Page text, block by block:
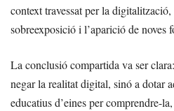
context travessat per la
sobreexposició i l’aparició de noves
La conclusió compartida va ser
negar la realitat digital, sinó a dotar
educatius d’eines per comprendre-